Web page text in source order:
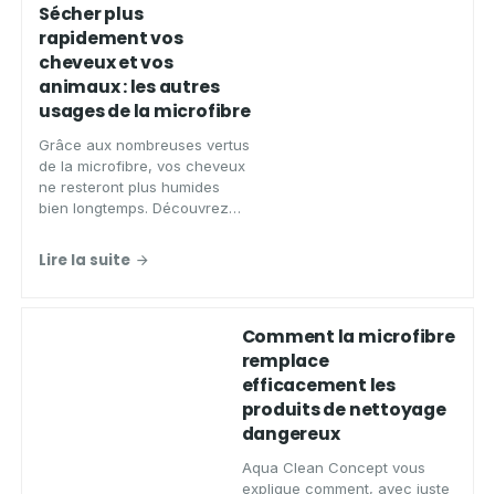
Sécher plus
rapidement vos
cheveux et vos
animaux : les autres
usages de la microfibre
Grâce aux nombreuses vertus
de la microfibre, vos cheveux
ne resteront plus humides
bien longtemps. Découvrez
son succès.
Lire la suite
Comment la microfibre
remplace
efficacement les
produits de nettoyage
dangereux
Aqua Clean Concept vous
explique comment, avec juste